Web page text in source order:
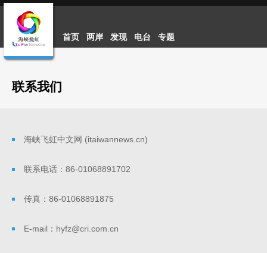
首页 两岸 发现 电台 专题
联系我们
海峡飞虹中文网 (itaiwannews.cn)
联系电话：86-01068891702
传真：86-01068891875
E-mail：hyfz@cri.com.cn